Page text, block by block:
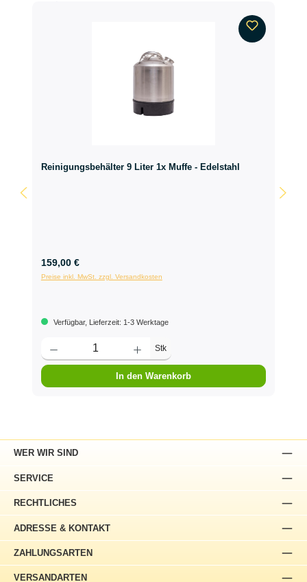
Reinigungsbehälter 9 Liter 1x Muffe - Edelstahl
159,00 €
Preise inkl. MwSt. zzgl. Versandkosten
Verfügbar, Lieferzeit: 1-3 Werktage
Stk
In den Warenkorb
ADRESSE & KONTAKT
WER WIR SIND
SERVICE
RECHTLICHES
ZAHLUNGSARTEN
VERSANDARTEN